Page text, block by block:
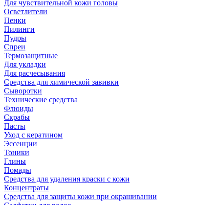
Для чувствительной кожи головы
Осветлители
Пенки
Пилинги
Пудры
Спреи
Термозащитные
Для укладки
Для расчесывания
Средства для химической завивки
Сыворотки
Технические средства
Флюиды
Скрабы
Пасты
Уход с кератином
Эссенции
Тоники
Глины
Помады
Средства для удаления краски с кожи
Концентраты
Средства для защиты кожи при окрашивании